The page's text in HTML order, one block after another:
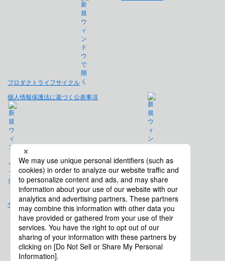
プロダクトライフサイクル
個人情報保護法に基づく公表事項
免責事項
サイトマップ